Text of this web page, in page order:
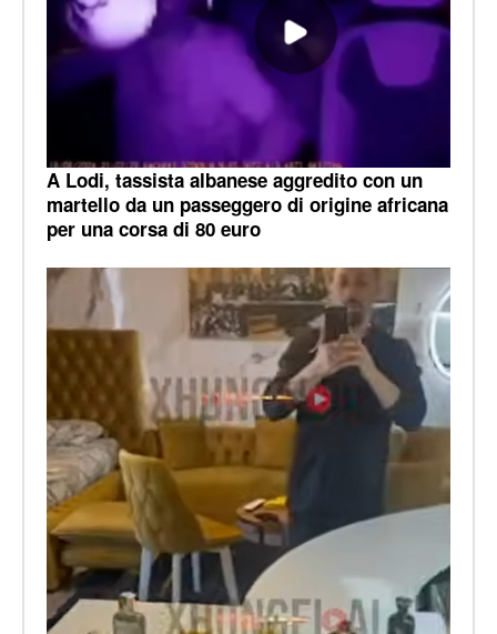
A Lodi, tassista albanese aggredito con un
martello da un passeggero di origine africana
per una corsa di 80 euro